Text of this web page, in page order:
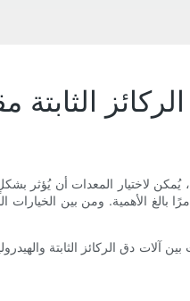
الركائز
يُمكن لاختيار المعدات أن يُؤثر
بالغ الأهمية. ومن بين الخيارات
بين آلات دق الركائز الثابتة